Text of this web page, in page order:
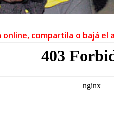
compartila o bajá el